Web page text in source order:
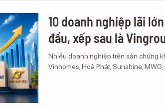
10 doanh nghiệp lãi
đầu, xếp sau là
Nhiều doanh nghiệp trên sàn chứng
Vinhomes, Hoà Phát, Sunshine, MWG,